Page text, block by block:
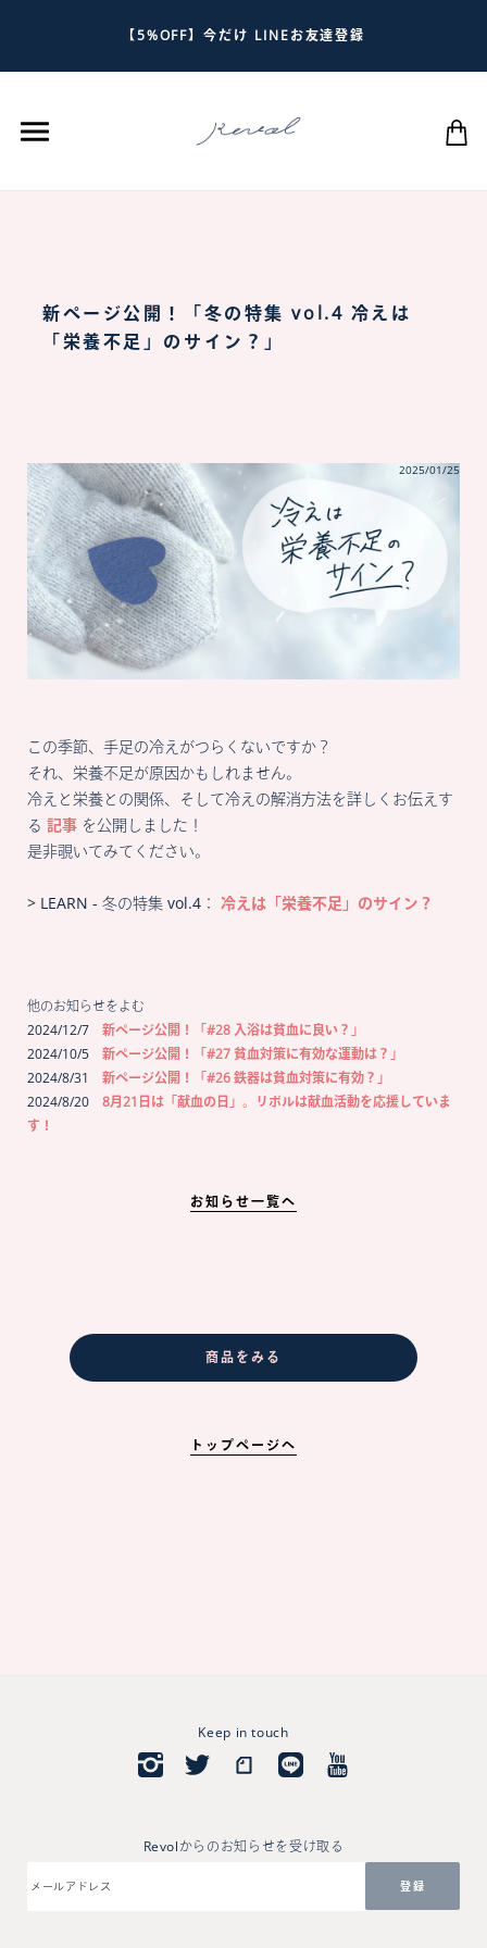
【5%OFF】今だけ LINEお友達登録
新ページ公開！「冬の特集 vol.4 冷えは
「栄養不足」のサイン？」
2025/01/25
この季節、手足の冷えがつらくないですか？
それ、栄養不足が原因かもしれません。
冷えと栄養との関係、そして冷えの解消方法を詳しくお伝えす
る 記事 を公開しました！
是非覗いてみてください。
> LEARN - 冬の特集 vol.4： 冷えは「栄養不足」のサイン？
他のお知らせをよむ
2024/12/7 新ページ公開！「#28 入浴は貧血に良い？」
2024/10/5 新ページ公開！「#27 貧血対策に有効な運動は？」
2024/8/31 新ページ公開！「#26 鉄器は貧血対策に有効？」
2024/8/20 8月21日は「献血の日」。リボルは献血活動を応援していま
す！
お知らせ一覧へ
商品をみる
トップページへ
Keep in touch
Revolからのお知らせを受け取る